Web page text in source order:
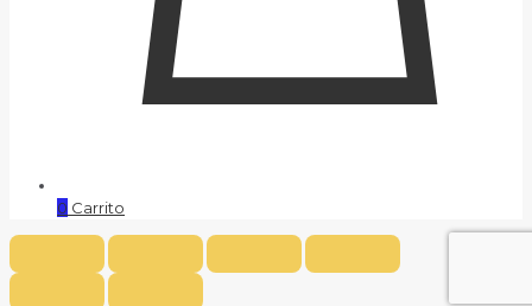
0 Carrito